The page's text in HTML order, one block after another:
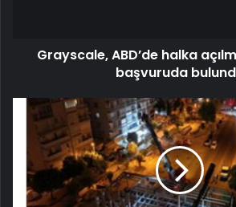
Grayscale, ABD’de halka
başvuruda